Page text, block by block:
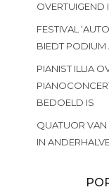
OVERTUIGEND
FESTIVAL
BIEDT PODIUM
PIANIST ILLIA
BEDOELD IS
QUATUOR VAN
IN